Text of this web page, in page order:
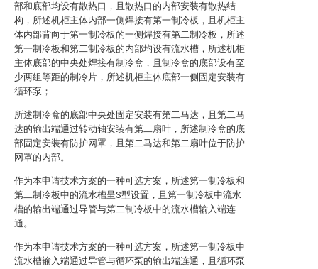
部和底部均设有散热口，且散热口的内部安装有散热结
构，所述机柜主体内部一侧焊接有第一制冷板，且机柜主
体内部背向于第一制冷板的一侧焊接有第二制冷板，所述
第一制冷板和第二制冷板的内部均设有流水槽，所述机柜
主体底部的中央处焊接有制冷盒，且制冷盒的底部设有至
少两组等距的制冷片，所述机柜主体底部一侧固定安装有
循环泵；
所述制冷盒的底部中央处固定安装有第二马达，且第二马
达的输出端通过转动轴安装有第二扇叶，所述制冷盒的底
部固定安装有防护网罩，且第二马达和第二扇叶位于防护
网罩的内部。
作为本申请技术方案的一种可选方案，所述第一制冷板和
第二制冷板中的流水槽呈S型设置，且第一制冷板中流水
槽的输出端通过导管与第二制冷板中的流水槽输入端连
通。
作为本申请技术方案的一种可选方案，所述第一制冷板中
流水槽输入端通过导管与循环泵的输出端连通，且循环泵